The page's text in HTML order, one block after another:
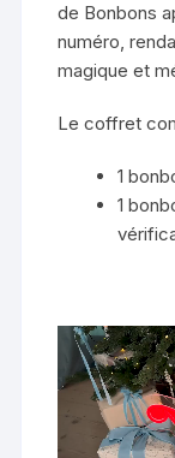
de Bonbons
numéro,
magique et
Le coffret
1
1
Lecteur
vidéo